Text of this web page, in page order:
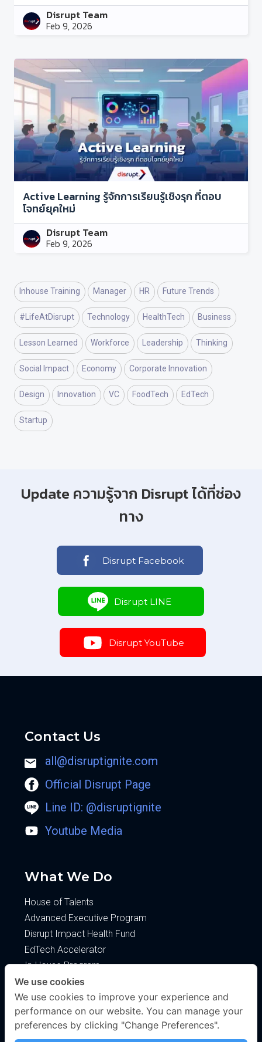
Disrupt Team
Feb 9, 2026
Active Learning รู้จักการเรียนรู้เชิงรุก ที่ตอบ
โจทย์ยุคใหม่
Disrupt Team
Feb 9, 2026
Inhouse Training Manager HR Future Trends
#LifeAtDisrupt Technology HealthTech Business
Lesson Learned Workforce Leadership Thinking
Social Impact Economy Corporate Innovation
Design Innovation VC FoodTech EdTech
Startup
Update ความรู้จาก Disrupt ได้ที่ช่อง
ทาง
Disrupt Facebook
Disrupt LINE
Disrupt YouTube
Contact Us
all@disruptignite.com
Official Disrupt Page
Line ID: @disruptignite
Youtube Media
What We Do
House of Talents
Advanced Executive Program
Disrupt Impact Health Fund
EdTech Accelerator
In-House Program
About
About Us
We use cookies
We use cookies to improve your experience and
performance on our website. You can manage your
preferences by clicking "Change Preferences".